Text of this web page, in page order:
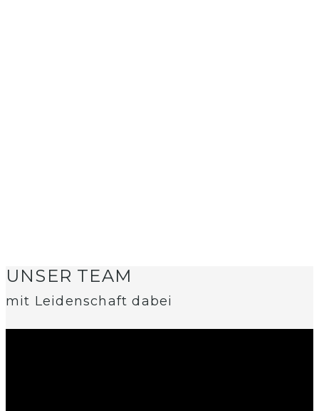
UNSER TEAM
mit Leidenschaft dabei